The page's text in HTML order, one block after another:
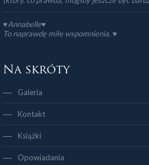
♥Annabelle♥
To naprawdę miłe wspomnienia. ♥️
Na skróty
Galeria
Kontakt
Książki
Opowiadania